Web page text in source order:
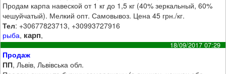
Продам карпа навеской от 1 кг до 1,5 кг (40% зеркальный, 60%
чешуйчатый). Мелкий опт. Самовывоз. Цена 45 грн./кг.
Тел: +30677823713, +30993727916
рыба, карп,
18/09/2017 07:29
Продаж
ПП, Львів, Львівська обл.